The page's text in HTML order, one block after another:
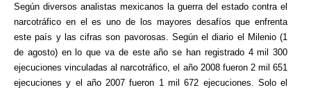
Según diversos analistas mexicanos la guerra del estado contra el
narcotráfico en el es uno de los mayores desafíos que enfrenta
este país y las cifras son pavorosas. Según el diario el Milenio (1
de agosto) en lo que va de este año se han registrado 4 mil 300
ejecuciones vinculadas al narcotráfico, el año 2008 fueron 2 mil 651
ejecuciones y el año 2007 fueron 1 mil 672 ejecuciones. Solo el